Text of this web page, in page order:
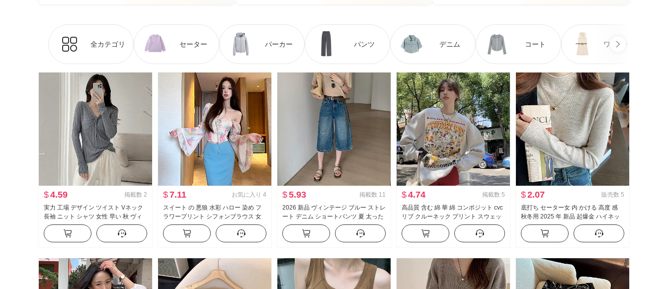
全カテゴリ セーター パーカー パンツ デニム コート ワンピース
$4.59 掲載数 2
実力 工場 デザイン ツイスト Vネック
長袖 ニット シャツ 女性 早い 秋 ヴィ
ンテージ 優しさ スリムフィット エレ
ガント トップス
$7.11 お気に入り 4
スイート の 悪狼 水彩 ハロー 染め フ
ラワープリント シフォンブラウス 女
性の方 襟 デザイン 感 スリム効果 打つ
一括 シャツ トップス
$5.93 掲載数 11
2026 新品 ヴィンテージ ブルー ストレ
ート デニム ショートパンツ 夏 太った
mm ハイウエスト スリム効果 ワイド
脚 ハーフパンツ
$4.74 掲載数 5
高品質 含む 綿 華 綿 コンポジット cvc
リブ クルーネック プリント スウェッ
トシャツ 女性 カップル レギュラー 裏
起毛
$2.07 販売数 5
底打ち セーター女 内 かける 高度 感
秋冬用 2025 年 新品 起爆金 ハイネッ
ク ニットセーター グレー トップス